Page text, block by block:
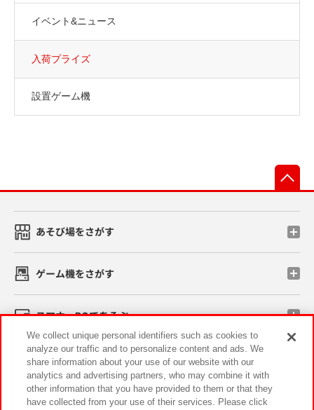
イベント&ニュース
入荷プライズ
設置ゲーム機
あそび場をさがす
ゲーム機をさがす
スマホ・PCであそぶ
イベント・キャンペーン
We collect unique personal identifiers such as cookies to
analyze our traffic and to personalize content and ads. We
share information about your use of our website with our
analytics and advertising partners, who may combine it with
other information that you have provided to them or that they
have collected from your use of their services. Please click